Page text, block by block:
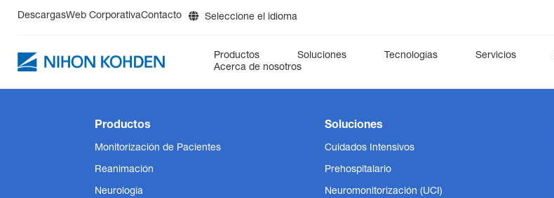
DescargasWeb CorporativaContacto Seleccione el idioma
Productos Soluciones Tecnologías Servicios
Acerca de nosotros
Diagnósticos Neuromonitorización (a largo plazo)
DynaScatter Laser +HEM488
Productos
Monitorización de Pacientes
Reanimación
Neurología
Soluciones
Cuidados Intensivos
Prehospitalario
Neuromonitorización (UCI)